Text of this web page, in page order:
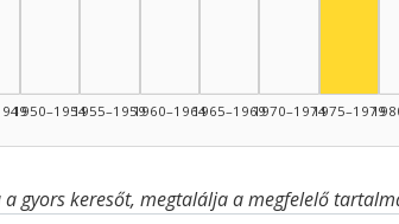
1950–19541955–19591960–19641965–19691970–19741975–1979
a gyors keresőt, megtalálja a megfelelő